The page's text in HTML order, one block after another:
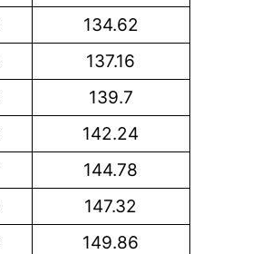
134.62
137.16
139.7
142.24
144.78
147.32
149.86